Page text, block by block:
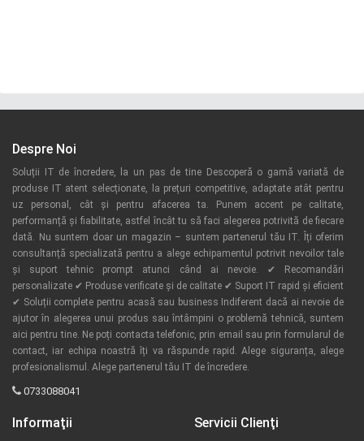
Despre Noi
Soluții IT de încredere, la un pas de tine Descoperă o gamă variată de
produse IT atent selecționate, la prețuri competitive, adaptate atât pentru
uz personal, cât și pentru afacerea ta. Punem accent pe calitate,
performanță și fiabilitate, astfel încât tu să faci alegerea potrivită de fiecare
dată. Nu suntem doar un magazin – suntem partenerul tău IT. Îți oferim
consultanță specializată pentru a alege echipamentul potrivit nevoilor tale
și suport tehnic prompt atunci când ai nevoie. ✔ Recomandări
personalizate ✔ Produse verificate și de calitate ✔ Suport IT rapid și eficient
✔ Soluții complete pentru acasă sau business Indiferent dacă ai nevoie de
ajutor în alegerea unui produs sau întâmpini o problemă tehnică, suntem
aici pentru tine. Ne poți contacta telefonic, prin email sau prin formularul de
contact, iar echipa noastră îți va răspunde rapid. Alege siguranța, alege
profesionalismul. Alege partenerul tău IT de încredere.
0733088041
Informaţii Servicii Clienţi